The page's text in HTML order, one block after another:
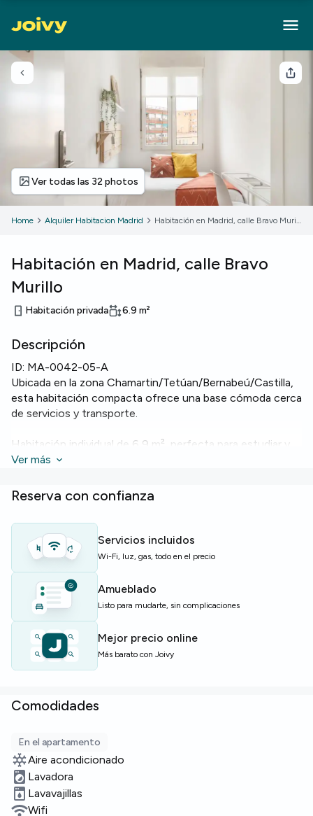
Volver
Ver todas las 32 photos
Home Alquiler Habitacion Madrid Habitación en Madrid, calle Bravo Murillo
Habitación en Madrid, calle Bravo
Murillo
Habitación privada 6.9 m²
Descripción
ID: MA-0042-05-A
Ubicada en la zona Chamartin/Tetúan/Bernabeú/Castilla,
esta habitación compacta ofrece una base cómoda cerca
de servicios y transporte.
Habitación individual de 6,9 m², perfecta para estudiar y
descansar. El piso cuenta con
complicaciones.
El edificio dispone de
bicicletas, facilitando los traslados y el almacenamiento.
Ideal para estudiantes o jóvenes profesionales que
buscan una opción económica y bien equipada en Madrid.
Plazas limitadas: solicita una visita cuanto antes.
Ver más
Reserva con confianza
Servicios incluidos
Wi-Fi, luz, gas, todo en el precio
Amueblado
Listo para mudarte, sin complicaciones
Mejor precio online
Más barato con Joivy
Comodidades
En el apartamento
Aire acondicionado
Lavadora
Lavavajillas
Wifi